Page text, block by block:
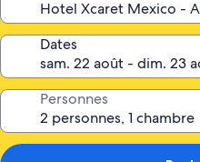
Dates
Personnes